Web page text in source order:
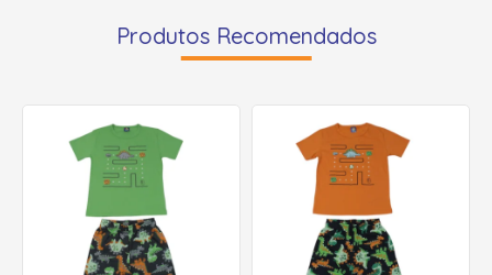
Produtos Recomendados